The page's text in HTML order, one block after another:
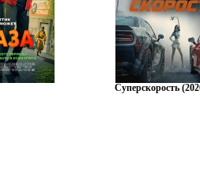
Суперскорость